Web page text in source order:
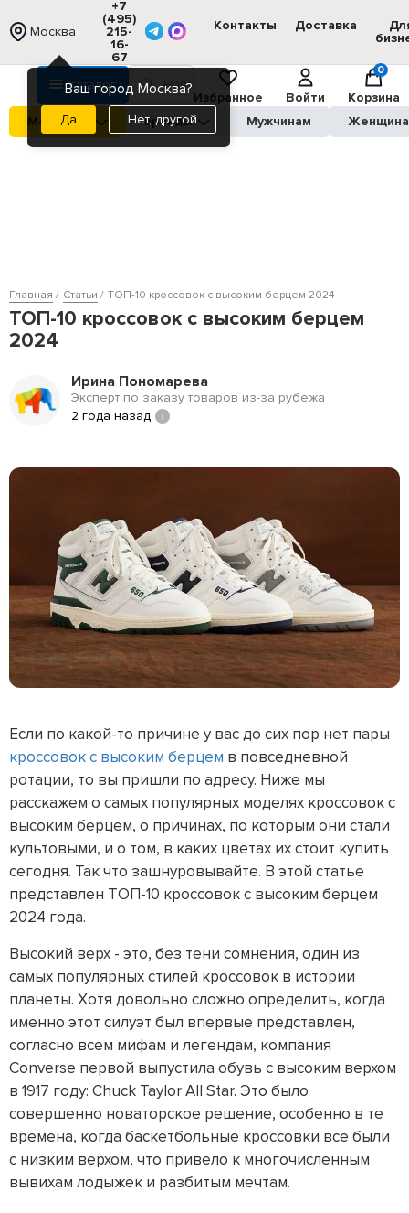
Москва
Ваш город Москва?
Нет, другой
+7
(495)
215-
16-
67
Контакты Доставка
Каталог
Избранное
Войти
0
Корзина
Магазины
Бренды Мужчинам
Главная Статьи ТОП-10 кроссовок с высоким берцем 2024
ТОП-10 кроссовок с высоким берцем
2024
Ирина Пономарева
Эксперт по заказу товаров из-за рубежа
2 года назад
Если по какой-то причине у вас до сих пор нет пары
кроссовок с высоким берцем в повседневной
ротации, то вы пришли по адресу. Ниже мы
расскажем о самых популярных моделях кроссовок с
высоким берцем, о причинах, по которым они стали
культовыми, и о том, в каких цветах их стоит купить
сегодня. Так что зашнуровывайте. В этой статье
представлен ТОП-10 кроссовок с высоким берцем
2024 года.
Высокий верх - это, без тени сомнения, один из
самых популярных стилей кроссовок в истории
планеты. Хотя довольно сложно определить, когда
именно этот силуэт был впервые представлен,
согласно всем мифам и легендам, компания
Converse первой выпустила обувь с высоким верхом
в 1917 году: Chuck Taylor All Star. Это было
совершенно новаторское решение, особенно в те
времена, когда баскетбольные кроссовки все были
с низким верхом, что привело к многочисленным
вывихам лодыжек и разбитым мечтам.